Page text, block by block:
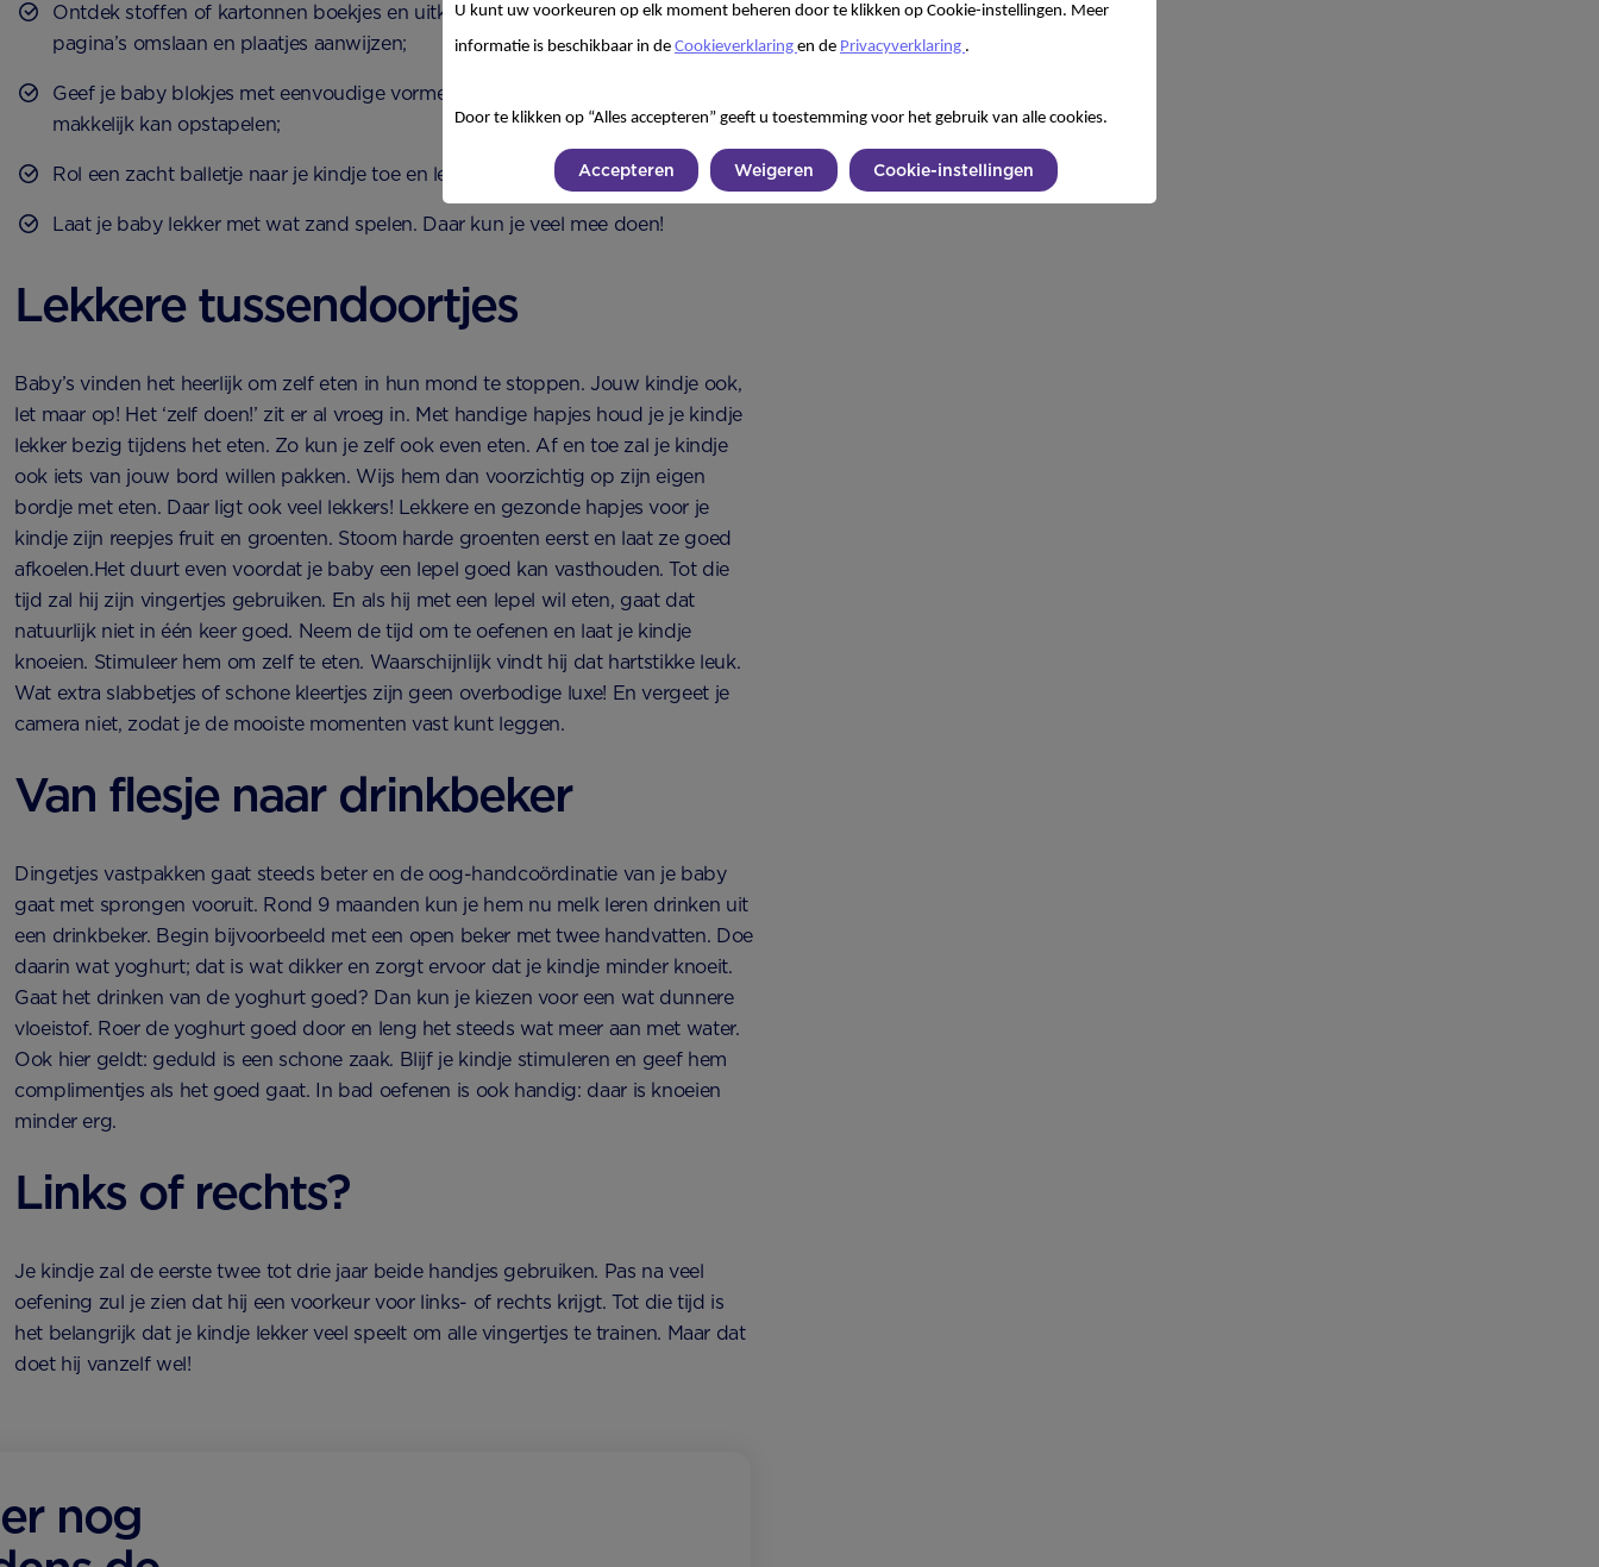
Ontdek stoffen of kartonnen boekjes en uitklapboekjes. Laat je kindje de
pagina’s omslaan en plaatjes aanwijzen;
Geef je baby blokjes met eenvoudige vormen of geef hem blokjes die hij
makkelijk kan opstapelen;
Rol een zacht balletje naar je kindje toe en leer hem de bal terugrollen;
Laat je baby lekker met wat zand spelen. Daar kun je veel mee doen!
Lekkere tussendoortjes
Baby’s vinden het heerlijk om zelf eten in hun mond te stoppen. Jouw kindje ook,
let maar op! Het ‘zelf doen!’ zit er al vroeg in. Met handige hapjes houd je je kindje
lekker bezig tijdens het eten. Zo kun je zelf ook even eten. Af en toe zal je kindje
ook iets van jouw bord willen pakken. Wijs hem dan voorzichtig op zijn eigen
bordje met eten. Daar ligt ook veel lekkers! Lekkere en gezonde hapjes voor je
kindje zijn reepjes fruit en groenten. Stoom harde groenten eerst en laat ze goed
afkoelen.Het duurt even voordat je baby een lepel goed kan vasthouden. Tot die
tijd zal hij zijn vingertjes gebruiken. En als hij met een lepel wil eten, gaat dat
natuurlijk niet in één keer goed. Neem de tijd om te oefenen en laat je kindje
knoeien. Stimuleer hem om zelf te eten. Waarschijnlijk vindt hij dat hartstikke leuk.
Wat extra slabbetjes of schone kleertjes zijn geen overbodige luxe! En vergeet je
camera niet, zodat je de mooiste momenten vast kunt leggen.
Van flesje naar drinkbeker
Dingetjes vastpakken gaat steeds beter en de oog-handcoördinatie van je baby
gaat met sprongen vooruit. Rond 9 maanden kun je hem nu melk leren drinken uit
een drinkbeker. Begin bijvoorbeeld met een open beker met twee handvatten. Doe
daarin wat yoghurt; dat is wat dikker en zorgt ervoor dat je kindje minder knoeit.
Gaat het drinken van de yoghurt goed? Dan kun je kiezen voor een wat dunnere
vloeistof. Roer de yoghurt goed door en leng het steeds wat meer aan met water.
Ook hier geldt: geduld is een schone zaak. Blijf je kindje stimuleren en geef hem
complimentjes als het goed gaat. In bad oefenen is ook handig: daar is knoeien
minder erg.
Links of rechts?
Je kindje zal de eerste twee tot drie jaar beide handjes gebruiken. Pas na veel
oefening zul je zien dat hij een voorkeur voor links- of rechts krijgt. Tot die tijd is
het belangrijk dat je kindje lekker veel speelt om alle vingertjes te trainen. Maar dat
doet hij vanzelf wel!
nog
U kunt uw voorkeuren op elk moment beheren door te klikken op Cookie-instellingen. Meer
informatie is beschikbaar in de Cookieverklaring en de Privacyverklaring .
Door te klikken op “Alles accepteren” geeft u toestemming voor het gebruik van alle cookies.
Accepteren Weigeren Cookie-instellingen